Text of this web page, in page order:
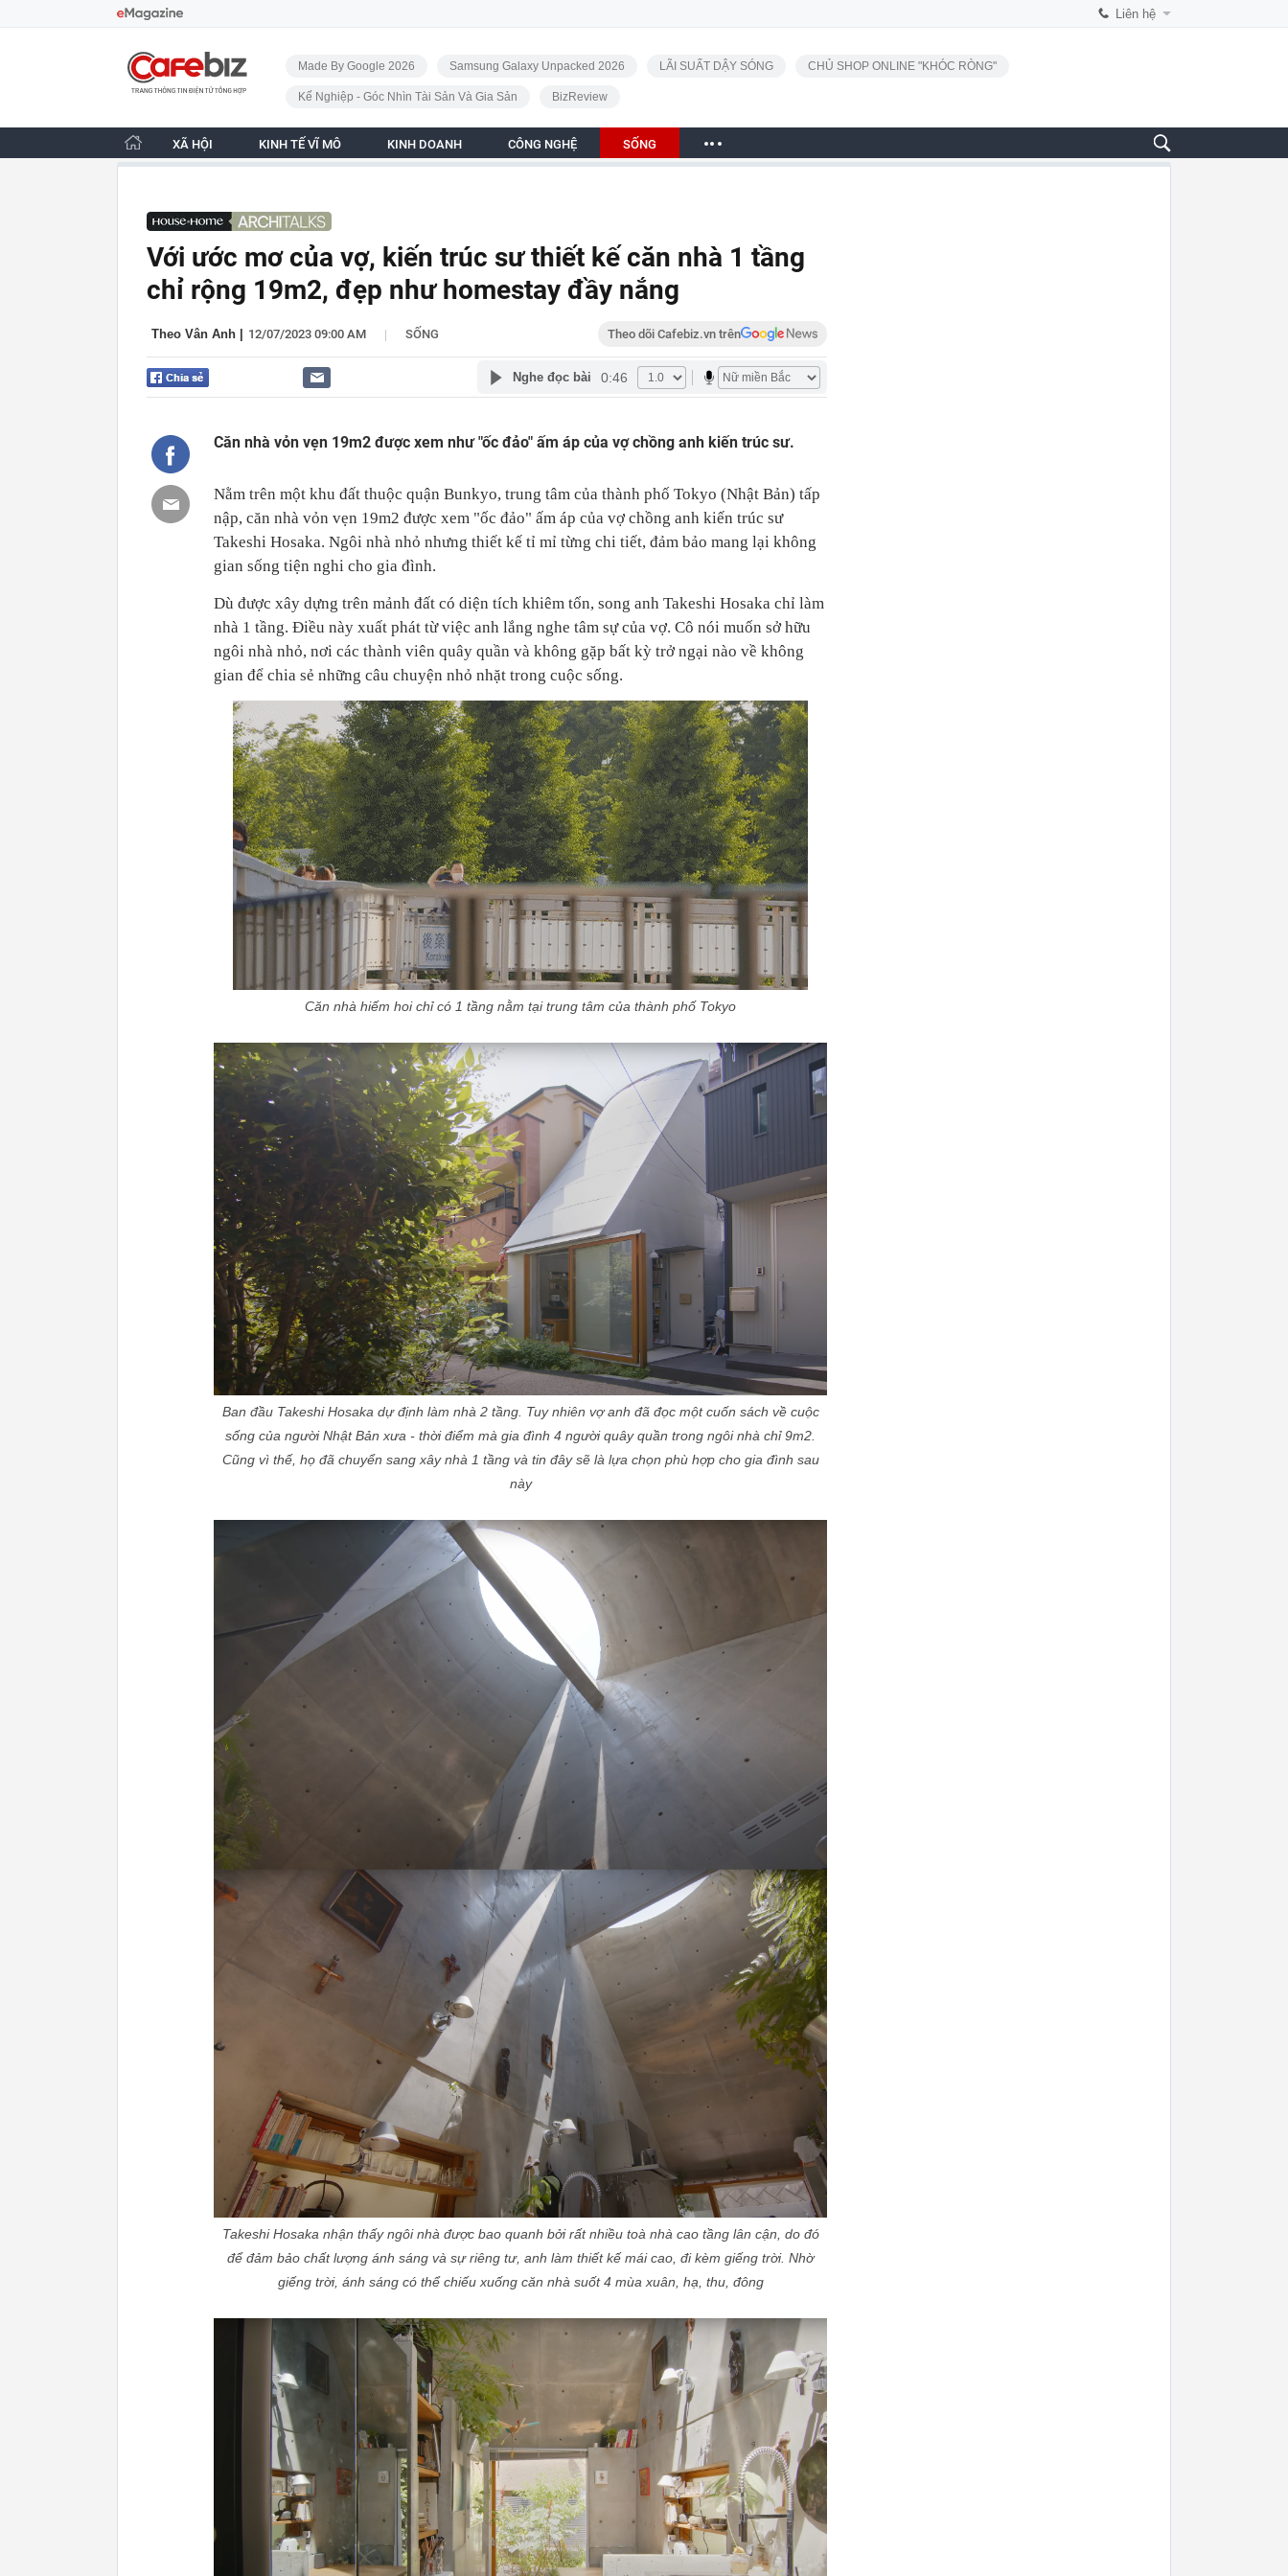
Liên hệ
CafeBiz - Trang chủ
Made By Google 2026 Samsung Galaxy Unpacked 2026 LÃI SUẤT DẬY SÓNG CHỦ SHOP ONLINE "KHÓC RÒNG"
Kế Nghiệp - Góc Nhìn Tài Sản Và Gia Sản BizReview
XÃ HỘI KINH TẾ VĨ MÔ KINH DOANH CÔNG NGHỆ SỐNG
Với ước mơ của vợ, kiến trúc sư thiết kế căn nhà 1 tầng
chỉ rộng 19m2, đẹp như homestay đầy nắng
Theo Vân Anh 12/07/2023 09:00 AM | SỐNG Theo dõi Cafebiz.vn trên
Nghe đọc bài 0:46
Căn nhà vỏn vẹn 19m2 được xem như "ốc đảo" ấm áp của vợ chồng anh kiến trúc sư.
Nằm trên một khu đất thuộc quận Bunkyo, trung tâm của thành phố Tokyo (Nhật Bản) tấp
nập, căn nhà vỏn vẹn 19m2 được xem "ốc đảo" ấm áp của vợ chồng anh kiến trúc sư
Takeshi Hosaka. Ngôi nhà nhỏ nhưng thiết kế tỉ mỉ từng chi tiết, đảm bảo mang lại không
gian sống tiện nghi cho gia đình.
Dù được xây dựng trên mảnh đất có diện tích khiêm tốn, song anh Takeshi Hosaka chỉ làm
nhà 1 tầng. Điều này xuất phát từ việc anh lắng nghe tâm sự của vợ. Cô nói muốn sở hữu
ngôi nhà nhỏ, nơi các thành viên quây quần và không gặp bất kỳ trở ngại nào về không
gian để chia sẻ những câu chuyện nhỏ nhặt trong cuộc sống.
Căn nhà hiếm hoi chỉ có 1 tầng nằm tại trung tâm của thành phố Tokyo
Ban đầu Takeshi Hosaka dự định làm nhà 2 tầng. Tuy nhiên vợ anh đã đọc một cuốn sách về cuộc
sống của người Nhật Bản xưa - thời điểm mà gia đình 4 người quây quần trong ngôi nhà chỉ 9m2.
Cũng vì thế, họ đã chuyển sang xây nhà 1 tầng và tin đây sẽ là lựa chọn phù hợp cho gia đình sau
này
Takeshi Hosaka nhận thấy ngôi nhà được bao quanh bởi rất nhiều toà nhà cao tầng lân cận, do đó
để đảm bảo chất lượng ánh sáng và sự riêng tư, anh làm thiết kế mái cao, đi kèm giếng trời. Nhờ
giếng trời, ánh sáng có thể chiếu xuống căn nhà suốt 4 mùa xuân, hạ, thu, đông